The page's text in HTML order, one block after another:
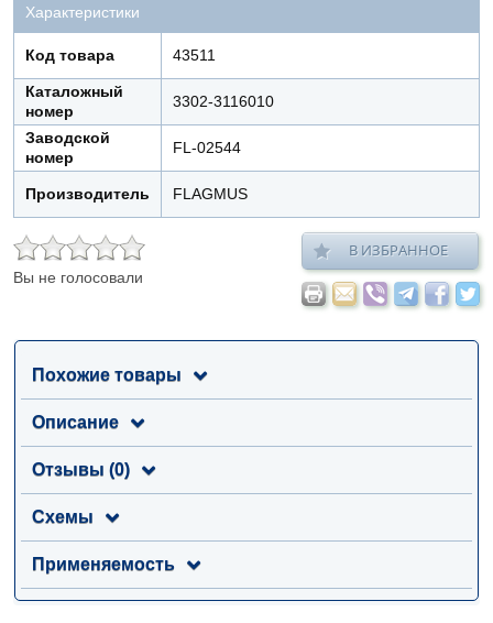
Характеристики
Код товара 43511
Каталожный
номер
3302-3116010
Заводской
номер
FL-02544
Производитель FLAGMUS
Вы не голосовали
В ИЗБРАННОЕ
Похожие товары
Описание
Отзывы (0)
Схемы
Применяемость